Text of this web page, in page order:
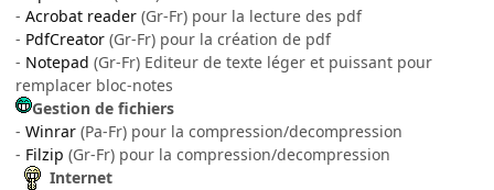
- Acrobat reader (Gr-Fr) pour la lecture des pdf
- PdfCreator (Gr-Fr) pour la création de pdf
- Notepad (Gr-Fr) Editeur de texte léger et puissant pour
remplacer bloc-notes
Gestion de fichiers
- Winrar (Pa-Fr) pour la compression/decompression
- Filzip (Gr-Fr) pour la compression/decompression
Internet